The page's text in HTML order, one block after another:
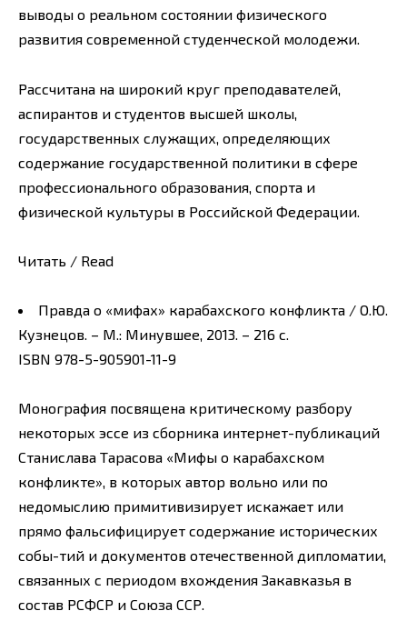
выводы о реальном состоянии физического
развития современной студенческой молодежи.
Рассчитана на широкий круг преподавателей,
аспирантов и студентов высшей школы,
государственных служащих, определяющих
содержание государственной политики в сфере
профессионального образования, спорта и
физической культуры в Российской Федерации.
Читать / Read
Правда о «мифах» карабахского конфликта / О.Ю.
Кузнецов. – М.: Минувшее, 2013. – 216 с.
ISBN 978-5-905901-11-9
Монография посвящена критическому разбору
некоторых эссе из сборника интернет-публикаций
Станислава Тарасова «Мифы о карабахском
конфликте», в которых автор вольно или по
недомыслию примитивизирует искажает или
прямо фальсифицирует содержание исторических
собы-тий и документов отечественной дипломатии,
связанных с периодом вхождения Закавказья в
состав РСФСР и Союза ССР.